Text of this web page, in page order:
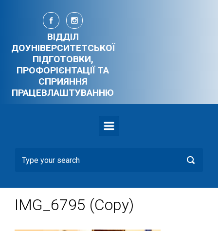
Skip to main content
ВІДДІЛ
ДОУНІВЕРСИТЕТСЬКОЇ
ПІДГОТОВКИ,
ПРОФОРІЄНТАЦІЇ ТА
СПРИЯННЯ
ПРАЦЕВЛАШТУВАННЮ
IMG_6795 (Copy)